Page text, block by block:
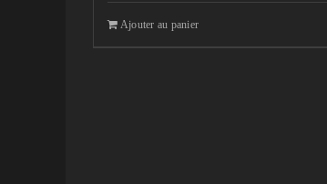
Ajouter au panier